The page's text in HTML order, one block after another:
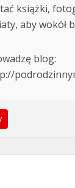
książki,
aby wokół
blog: